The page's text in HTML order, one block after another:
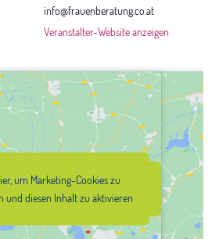
info@frauenberatung.co.at
Veranstalter-Website anzeigen
und diesen Inhalt zu
aktivieren
um Marketing-Cookies zu
und diesen Inhalt zu aktivieren